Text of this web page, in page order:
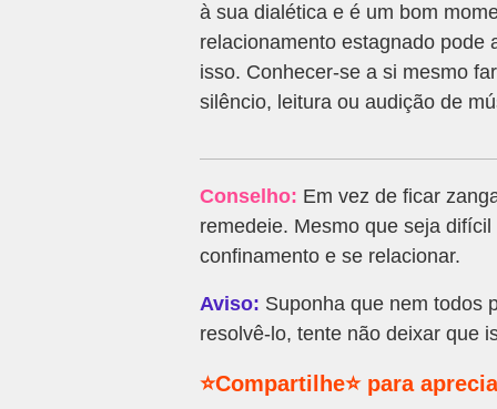
à sua dialética e é um bom
relacionamento estagnado pode
isso. Conhecer-se a si mesmo
silêncio, leitura ou audição de
Conselho: Em vez de ficar
remedeie. Mesmo que seja
confinamento e se relacionar.
Aviso: Suponha que nem todos
resolvê-lo, tente não deixar que
⭐Compartilhe⭐ para